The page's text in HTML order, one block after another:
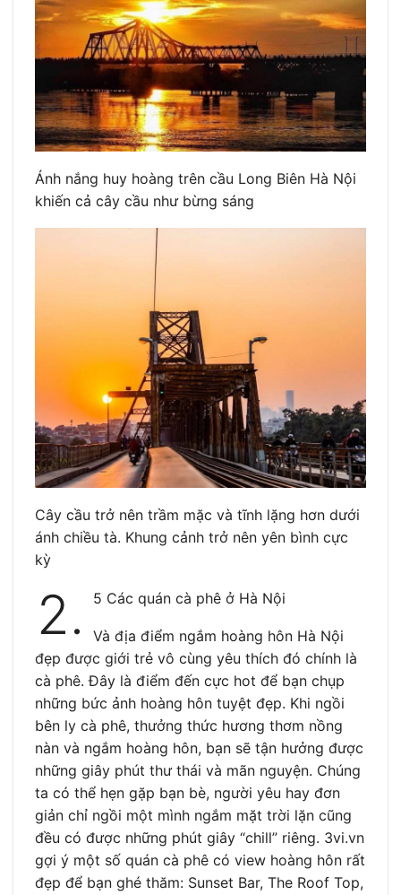
Ánh nắng huy hoàng trên cầu Long Biên Hà Nội
khiến cả cây cầu như bừng sáng
Cây cầu trở nên trầm mặc và tĩnh lặng hơn dưới
ánh chiều tà. Khung cảnh trở nên yên bình cực
kỳ
2. 5 Các quán cà phê ở Hà Nội
Và địa điểm ngắm hoàng hôn Hà Nội
đẹp được giới trẻ vô cùng yêu thích đó chính là
cà phê. Đây là điểm đến cực hot để bạn chụp
những bức ảnh hoàng hôn tuyệt đẹp. Khi ngồi
bên ly cà phê, thưởng thức hương thơm nồng
nàn và ngắm hoàng hôn, bạn sẽ tận hưởng được
những giây phút thư thái và mãn nguyện. Chúng
ta có thể hẹn gặp bạn bè, người yêu hay đơn
giản chỉ ngồi một mình ngắm mặt trời lặn cũng
đều có được những phút giây “chill” riêng. 3vi.vn
gợi ý một số quán cà phê có view hoàng hôn rất
đẹp để bạn ghé thăm: Sunset Bar, The Roof Top,